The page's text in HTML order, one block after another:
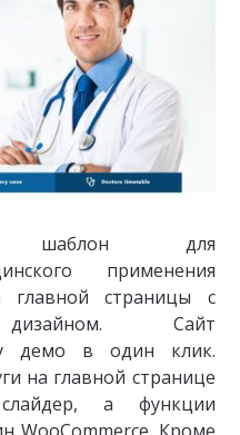
шаблон для
применения
главной страницы с
дизайном. Сайт
демо в один клик.
на главной странице
а функции